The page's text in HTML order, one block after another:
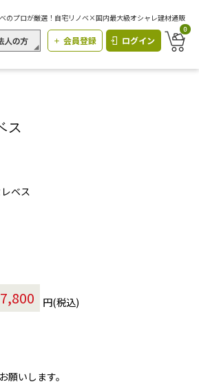
のプロが厳選！自宅リノベ×国内最大級オシャレ建材通販
会員登録 ログイン
0
ス
ベス
円(税込)
願いします。